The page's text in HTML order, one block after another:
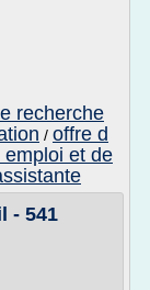
recherche
/ offre d
emploi et de
- 541